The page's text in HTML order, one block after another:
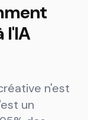
l'IA
n'est
un